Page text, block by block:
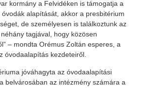
kormány a Felvidéken is támogatja a
alapítását, akkor a presbitérium
de személyesen is találkoztunk az
tagjával, hogy közösen
– mondta Orémus Zoltán esperes, a
óvodaalapítás kezdeteiről.
jóváhagyta az óvodaalapítási
belvárosában az intézmény számára a